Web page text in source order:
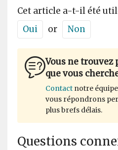
Cet article a-t-il été
Oui
or Non
Vous ne trouvez
que vous
Contact notre
vous répondrons
plus brefs délais.
Questions